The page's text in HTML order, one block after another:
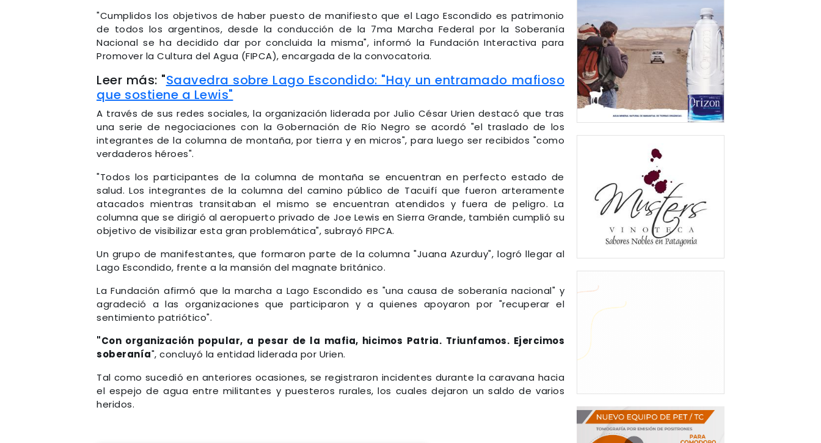
"Cumplidos los objetivos de haber puesto de manifiesto que el Lago Escondido es patrimonio
de todos los argentinos, desde la conducción de la 7ma Marcha Federal por la Soberanía
Nacional se ha decidido dar por concluida la misma", informó la Fundación Interactiva para
Promover la Cultura del Agua (FIPCA), encargada de la convocatoria.
Leer más: "Saavedra sobre Lago Escondido: "Hay un entramado mafioso
que sostiene a Lewis"
A través de sus redes sociales, la organización liderada por Julio César Urien destacó que tras
una serie de negociaciones con la Gobernación de Río Negro se acordó "el traslado de los
integrantes de la columna de montaña, por tierra y en micros", para luego ser recibidos "como
verdaderos héroes".
"Todos los participantes de la columna de montaña se encuentran en perfecto estado de
salud. Los integrantes de la columna del camino público de Tacuifí que fueron arteramente
atacados mientras transitaban el mismo se encuentran atendidos y fuera de peligro. La
columna que se dirigió al aeropuerto privado de Joe Lewis en Sierra Grande, también cumplió su
objetivo de visibilizar esta gran problemática", subrayó FIPCA.
Un grupo de manifestantes, que formaron parte de la columna "Juana Azurduy", logró llegar al
Lago Escondido, frente a la mansión del magnate británico.
La Fundación afirmó que la marcha a Lago Escondido es "una causa de soberanía nacional" y
agradeció a las organizaciones que participaron y a quienes apoyaron por "recuperar el
sentimiento patriótico".
"Con organización popular, a pesar de la mafia, hicimos Patria. Triunfamos. Ejercimos
soberanía", concluyó la entidad liderada por Urien.
Tal como sucedió en anteriores ocasiones, se registraron incidentes durante la caravana hacia
el espejo de agua entre militantes y puesteros rurales, los cuales dejaron un saldo de varios
heridos.